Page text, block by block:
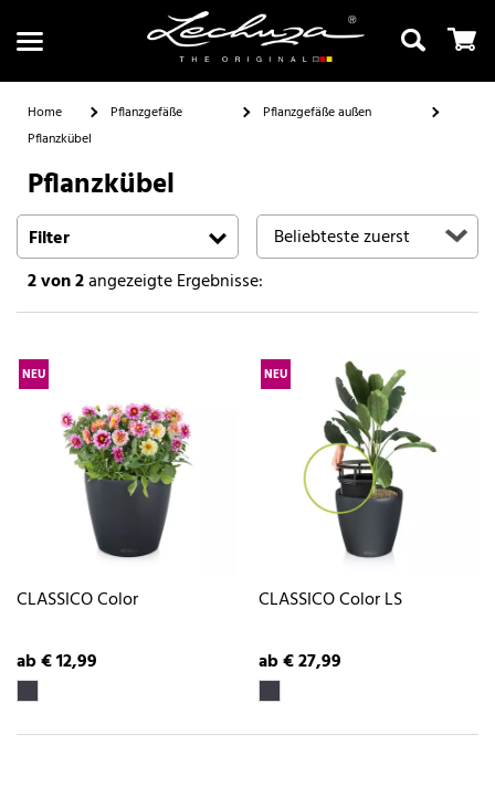
Home Pflanzgefäße
Pflanzgefäße außen
Pflanzkübel
Pflanzkübel
Filter
2von 2angezeigte Ergebnisse:
NEU
CLASSICO Color
ab € 12,99
NEU
CLASSICO Color LS
ab € 27,99